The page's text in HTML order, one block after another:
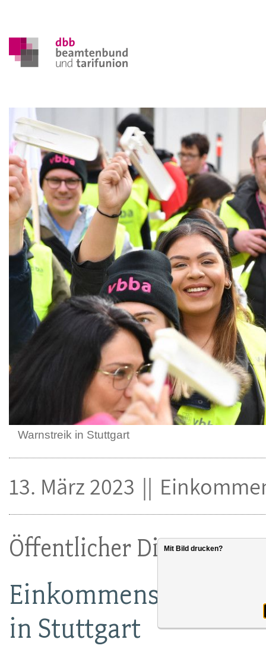
Warnstreik in Stuttgart
Öffentlicher Dienst von
Einkommensrunde:
in Stuttgart
13. März 2023
Mit Bild drucken?